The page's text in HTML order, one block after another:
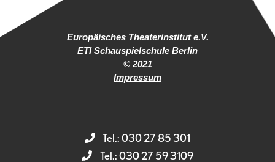
Europäisches Theaterinstitut e.V.
ETI Schauspielschule Berlin
© 2021
Impressum
Tel.: 030 27 85 301
Tel.: 030 27 59 3109